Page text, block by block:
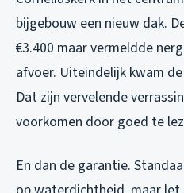
bijgebouw een nieuw dak.
€3.400 maar vermeldde
afvoer. Uiteindelijk kwam
Dat zijn vervelende
voorkomen door goed te
En dan de garantie.